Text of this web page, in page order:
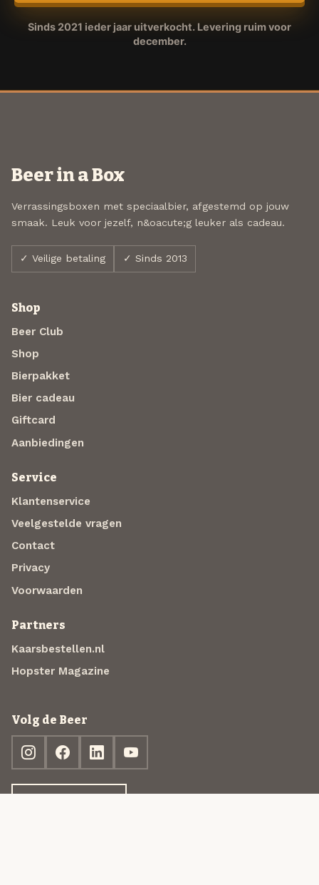
Sinds 2021 ieder jaar uitverkocht. Levering ruim voor
december.
Beer in a Box
Verrassingsboxen met speciaalbier, afgestemd op jouw
smaak. Leuk voor jezelf, n&oacute;g leuker als cadeau.
✓ Veilige betaling ✓ Sinds 2013
Shop
Beer Club
Shop
Bierpakket
Bier cadeau
Giftcard
Aanbiedingen
Service
Klantenservice
Veelgestelde vragen
Contact
Privacy
Voorwaarden
Partners
Kaarsbestellen.nl
Hopster Magazine
Volg de Beer